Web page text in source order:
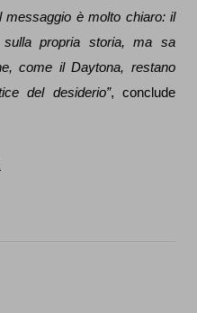
è molto chiaro: il
propria storia, ma sa
come il Daytona, restano
del desiderio”, conclude